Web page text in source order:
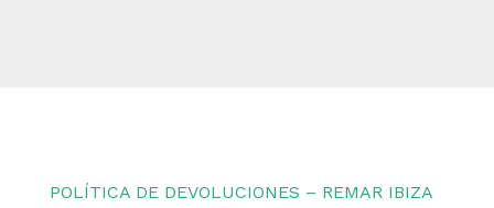
POLÍTICA DE DEVOLUCIONES – REMAR IBIZA